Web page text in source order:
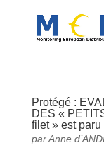
Protégé :
DES «
filet » est paru
parAnne